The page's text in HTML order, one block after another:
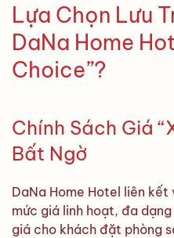
Lựa Chọn Lưu
DaNa Home
Choice”?
Chính Sách Giá
Bất Ngờ
DaNa Home Hotel liên
mức giá linh hoạt, đa
giá cho khách đặt phòng